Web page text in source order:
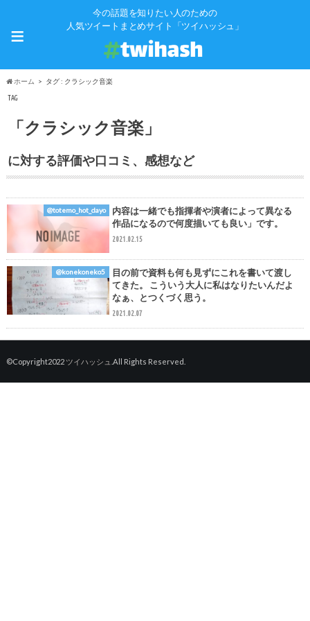
今の話題を知りたい人のための
人気ツイートまとめサイト「ツイハッシュ」
≡
ホーム タグ : クラシック音楽
TAG
「クラシック音楽」
に対する評価や口コミ、感想など
@totemo_hot_dayo
内容は一緒でも指揮者や演者によって異なる
作品になるので何度描いても良い」です。
2021.02.15
@konekoneko5
目の前で資料も何も見ずにこれを書いて渡し
てきた。 こういう大人に私はなりたいんだよ
なぁ、とつくづく思う。
2021.02.07
©Copyright2022 ツイハッシュ .All Rights Reserved.